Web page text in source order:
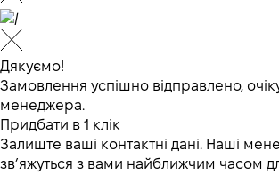
Дякуємо!
Замовлення успішно відправлено,
менеджера.
Придбати в 1 клік
Залиште ваші контактні дані. Наші
зв’яжуться з вами найближчим часом